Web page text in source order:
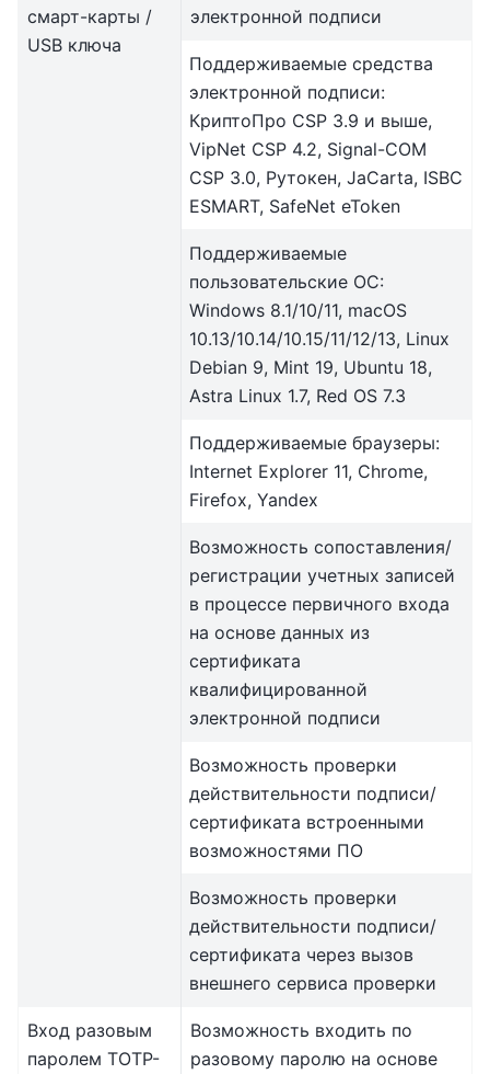
смарт-карты /
USB ключа
электронной подписи
Поддерживаемые средства
электронной подписи:
КриптоПро CSP 3.9 и выше,
VipNet CSP 4.2, Signal-COM
CSP 3.0, Рутокен, JaCarta, ISBC
ESMART, SafeNet eToken
Поддерживаемые
пользовательские ОС:
Windows 8.1/10/11, macOS
10.13/10.14/10.15/11/12/13, Linux
Debian 9, Mint 19, Ubuntu 18,
Astra Linux 1.7, Red OS 7.3
Поддерживаемые браузеры:
Internet Explorer 11, Chrome,
Firefox, Yandex
Возможность сопоставления/
регистрации учетных записей
в процессе первичного входа
на основе данных из
сертификата
квалифицированной
электронной подписи
Возможность проверки
действительности подписи/
сертификата встроенными
возможностями ПО
Возможность проверки
действительности подписи/
сертификата через вызов
внешнего сервиса проверки
Вход разовым
паролем TOTP-
Возможность входить по
разовому паролю на основе